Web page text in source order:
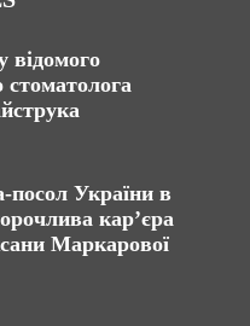
відомого
стоматолога
України в
кар’єра
Маркарової